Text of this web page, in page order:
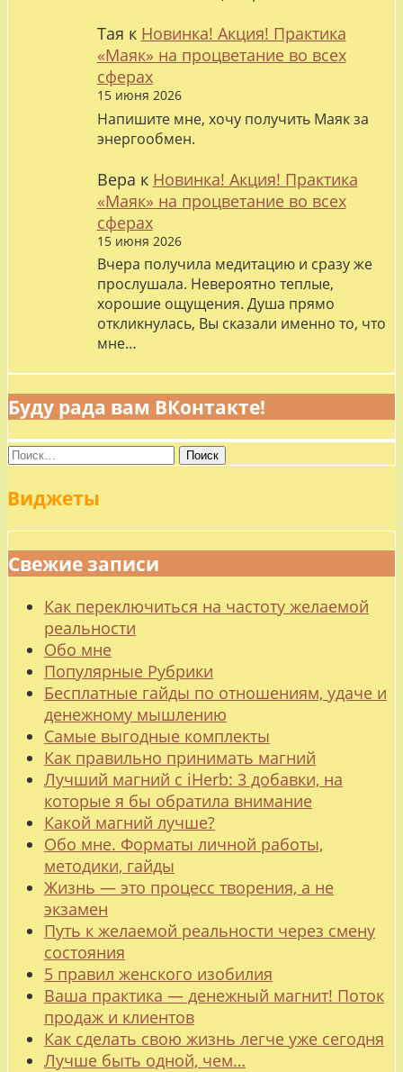
Тая к Новинка! Акция! Практика
«Маяк» на процветание во всех
сферах
15 июня 2026
Напишите мне, хочу получить Маяк за
энергообмен.
Вера к Новинка! Акция! Практика
«Маяк» на процветание во всех
сферах
15 июня 2026
Вчера получила медитацию и сразу же
прослушала. Невероятно теплые,
хорошие ощущения. Душа прямо
откликнулась, Вы сказали именно то, что
мне…
Буду рада вам ВКонтакте!
Найти:
Виджеты
Свежие записи
Как переключиться на частоту желаемой
реальности
Обо мне
Популярные Рубрики
Бесплатные гайды по отношениям, удаче и
денежному мышлению
Самые выгодные комплекты
Как правильно принимать магний
Лучший магний с iHerb: 3 добавки, на
которые я бы обратила внимание
Какой магний лучше?
Обо мне. Форматы личной работы,
методики, гайды
Жизнь — это процесс творения, а не
экзамен
Путь к желаемой реальности через смену
состояния
5 правил женского изобилия
Ваша практика — денежный магнит! Поток
продаж и клиентов
Как сделать свою жизнь легче уже сегодня
Лучше быть одной, чем…